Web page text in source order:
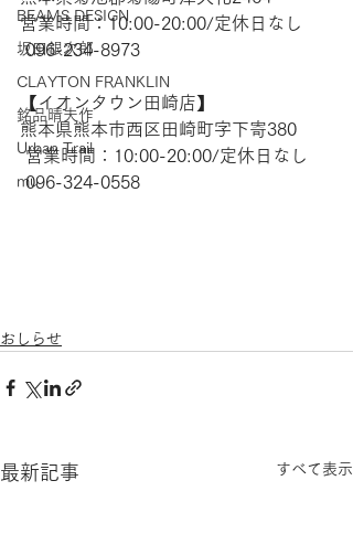
BEAMS DESIGN
坂田銀次郎
CLAYTON FRANKLIN
銘品晴夫作
Urban Trail
mu
営業時間：10:00-20:00/定休日なし
096-234-8973
【​イオンタウン田崎店】
熊本県熊本市西区田崎町字下寄380
営業時間：10:00-20:00/定休日なし
096-324-0558
おしらせ
最新記事 すべて表示